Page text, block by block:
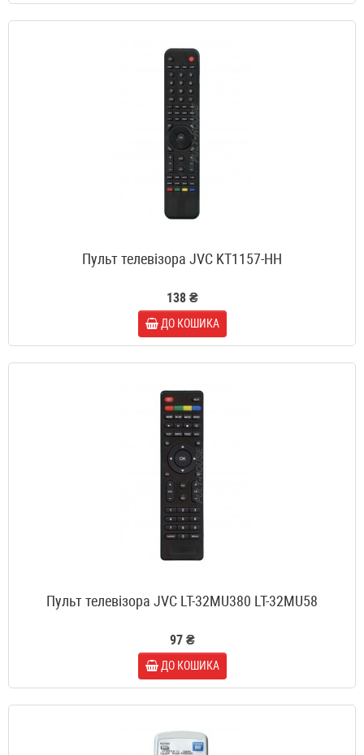
Пульт телевізора JVC KT1157-HH
138 ₴
ДО КОШИКА
Пульт телевізора JVC LT-32MU380 LT-32MU58
97 ₴
ДО КОШИКА